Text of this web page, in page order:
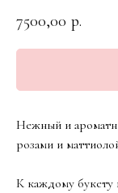
7500,00 р.
Нежный и
розами и
К каждому букету